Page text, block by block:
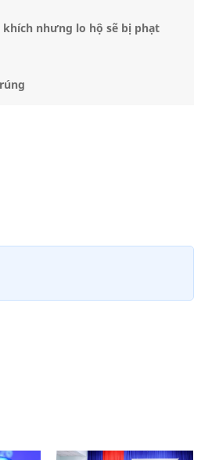
nhưng lo hộ sẽ bị phạt